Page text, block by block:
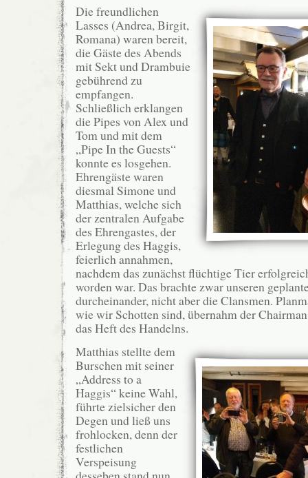
Die freundlichen
Lasses (Andrea, Birgit,
Romana) waren bereit,
die Gäste des Abends
mit Sekt und Drambuie
gebührend zu
empfangen.
Schließlich erklangen
die Pipes von Alex und
Tom und mit dem
„Pipe In the Guests“
konnte es losgehen.
Ehrengäste waren
diesmal Simone und
Matthias, welche sich
der zentralen Aufgabe
des Ehrengastes, der
Erlegung des Haggis,
feierlich annahmen,
nachdem das zunächst flüchtige Tier
worden war. Das brachte zwar unseren
durcheinander, nicht aber die Clansmen.
wie wir Schotten sind, übernahm der
das Heft des Handelns.
Matthias stellte dem
Burschen mit seiner
„Address to a
Haggis“ keine Wahl,
führte zielsicher den
Degen und ließ uns
frohlocken, denn der
festlichen
Verspeisung